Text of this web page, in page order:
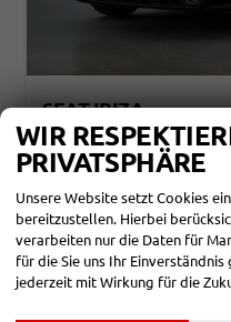
SEAT IBIZA
sofort lieferbar Neuwagen
867057
Kraftstoff
Benzin
Leistung
85 kW (116 PS)
24.344,– €
incl. 19% MwSt.
WIR
PRIVATSPHÄRE
Unsere Website setzt Cookies
bereitzustellen. Hierbei
verarbeiten nur die Daten für
für die Sie uns Ihr
jederzeit mit Wirkung für die